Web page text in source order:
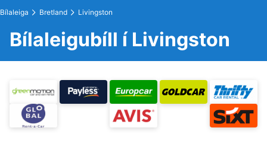
Bílaleiga Bretland Livingston
Bílaleigubíll í Livingston